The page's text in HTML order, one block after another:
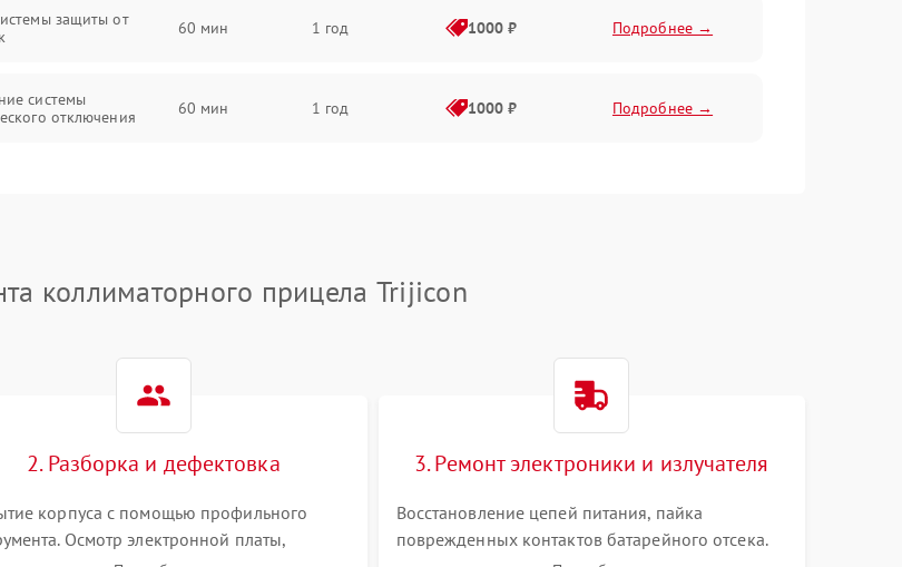
защиты от
60 мин 1 год 1000 ₽ Подробнее →
системы
отключения
60 мин 1 год 1000 ₽ Подробнее →
60 мин Подробнее →
60 мин 1000 ₽ Подробнее →
коллиматорного прицела Trijicon
2. Разборка и дефектовка
корпуса с помощью профильного
Осмотр электронной платы,
3. Ремонт электроники и излучателя
Восстановление цепей питания, пайка
поврежденных контактов батарейного отсека.